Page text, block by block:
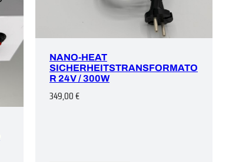
NANO-HEAT
SICHERHEITSTRANSFORMATO
R 24V / 300W
349,00€